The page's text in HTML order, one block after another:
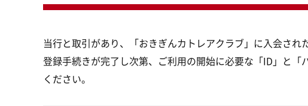
当行と取引があり、「おきぎんカトレアクラブ」に入会さ
登録手続きが完了し次第、ご利用の開始に必要な「ID」と
ください。